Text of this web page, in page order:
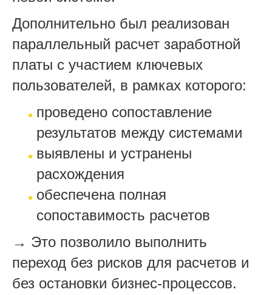
Дополнительно был реализован
параллельный расчет заработной
платы с участием ключевых
пользователей, в рамках которого:
проведено сопоставление
результатов между системами
выявлены и устранены
расхождения
обеспечена полная
сопоставимость расчетов
→ Это позволило выполнить
переход без рисков для расчетов и
без остановки бизнес-процессов.